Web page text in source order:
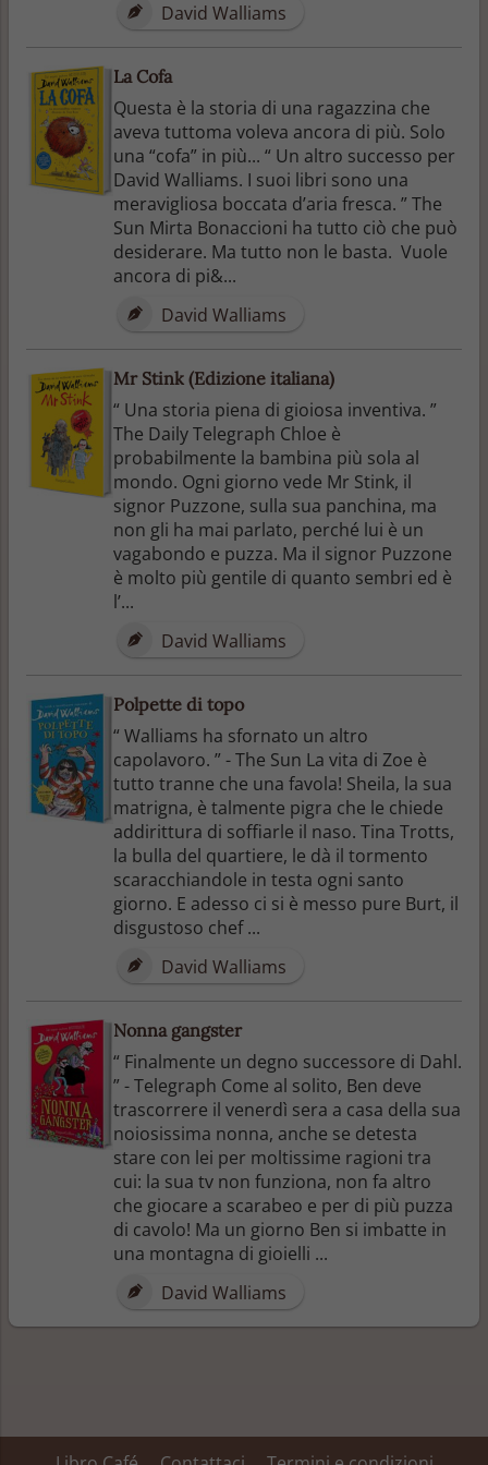
David Walliams
La Cofa
Questa è la storia di una ragazzina che
aveva tuttoma voleva ancora di più. Solo
una “cofa” in più... “ Un altro successo per
David Walliams. I suoi libri sono una
meravigliosa boccata d’aria fresca. ” The
Sun Mirta Bonaccioni ha tutto ciò che può
desiderare. Ma tutto non le basta. Vuole
ancora di pi&...
David Walliams
Mr Stink (Edizione italiana)
“ Una storia piena di gioiosa inventiva. ”
The Daily Telegraph Chloe è
probabilmente la bambina più sola al
mondo. Ogni giorno vede Mr Stink, il
signor Puzzone, sulla sua panchina, ma
non gli ha mai parlato, perché lui è un
vagabondo e puzza. Ma il signor Puzzone
è molto più gentile di quanto sembri ed è
l’...
David Walliams
Polpette di topo
“ Walliams ha sfornato un altro
capolavoro. ” - The Sun La vita di Zoe è
tutto tranne che una favola! Sheila, la sua
matrigna, è talmente pigra che le chiede
addirittura di soffiarle il naso. Tina Trotts,
la bulla del quartiere, le dà il tormento
scaracchiandole in testa ogni santo
giorno. E adesso ci si è messo pure Burt, il
disgustoso chef ...
David Walliams
Nonna gangster
“ Finalmente un degno successore di Dahl.
” - Telegraph Come al solito, Ben deve
trascorrere il venerdì sera a casa della sua
noiosissima nonna, anche se detesta
stare con lei per moltissime ragioni tra
cui: la sua tv non funziona, non fa altro
che giocare a scarabeo e per di più puzza
di cavolo! Ma un giorno Ben si imbatte in
una montagna di gioielli ...
David Walliams